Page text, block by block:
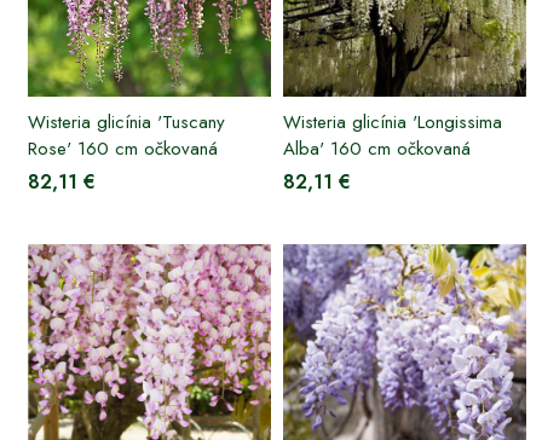
Wisteria glicínia 'Tuscany
Rose' 160 cm očkovaná
82,11 €
Wisteria glicínia 'Longissima
Alba' 160 cm očkovaná
82,11 €